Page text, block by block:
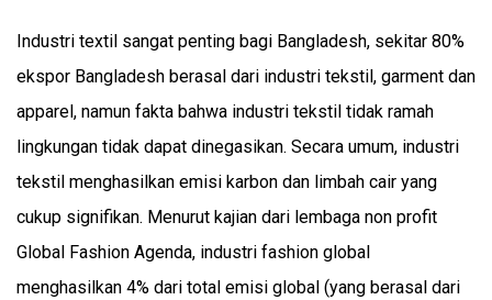
Industri textil sangat penting bagi Bangladesh, sekitar 80%
ekspor Bangladesh berasal dari industri tekstil, garment dan
apparel, namun fakta bahwa industri tekstil tidak ramah
lingkungan tidak dapat dinegasikan. Secara umum, industri
tekstil menghasilkan emisi karbon dan limbah cair yang
cukup signifikan. Menurut kajian dari lembaga non profit
Global Fashion Agenda, industri fashion global
menghasilkan 4% dari total emisi global (yang berasal dari